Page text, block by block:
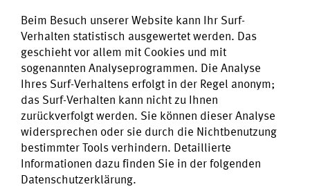
Beim Besuch unserer Website kann Ihr Surf-
Verhalten statistisch ausgewertet werden. Das
geschieht vor allem mit Cookies und mit
sogenannten Analyseprogrammen. Die Analyse
Ihres Surf-Verhaltens erfolgt in der Regel anonym;
das Surf-Verhalten kann nicht zu Ihnen
zurückverfolgt werden. Sie können dieser Analyse
widersprechen oder sie durch die Nichtbenutzung
bestimmter Tools verhindern. Detaillierte
Informationen dazu finden Sie in der folgenden
Datenschutzerklärung.